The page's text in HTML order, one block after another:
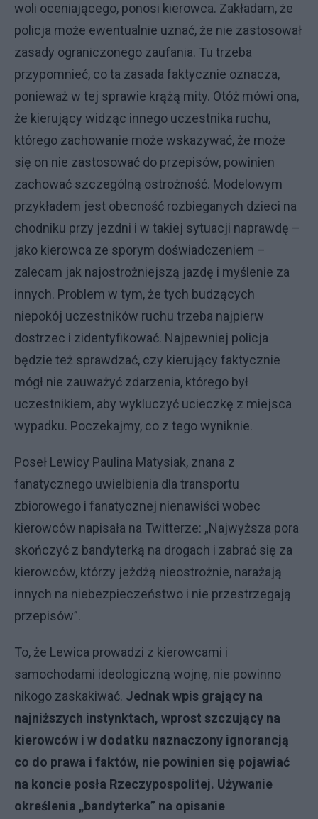
woli oceniającego, ponosi kierowca. Zakładam, że
policja może ewentualnie uznać, że nie zastosował
zasady ograniczonego zaufania. Tu trzeba
przypomnieć, co ta zasada faktycznie oznacza,
ponieważ w tej sprawie krążą mity. Otóż mówi ona,
że kierujący widząc innego uczestnika ruchu,
którego zachowanie może wskazywać, że może
się on nie zastosować do przepisów, powinien
zachować szczególną ostrożność. Modelowym
przykładem jest obecność rozbieganych dzieci na
chodniku przy jezdni i w takiej sytuacji naprawdę –
jako kierowca ze sporym doświadczeniem –
zalecam jak najostrożniejszą jazdę i myślenie za
innych. Problem w tym, że tych budzących
niepokój uczestników ruchu trzeba najpierw
dostrzec i zidentyfikować. Najpewniej policja
będzie też sprawdzać, czy kierujący faktycznie
mógł nie zauważyć zdarzenia, którego był
uczestnikiem, aby wykluczyć ucieczkę z miejsca
wypadku. Poczekajmy, co z tego wyniknie.
Poseł Lewicy Paulina Matysiak, znana z
fanatycznego uwielbienia dla transportu
zbiorowego i fanatycznej nienawiści wobec
kierowców napisała na Twitterze: „Najwyższa pora
skończyć z bandyterką na drogach i zabrać się za
kierowców, którzy jeżdżą nieostrożnie, narażają
innych na niebezpieczeństwo i nie przestrzegają
przepisów”.
To, że Lewica prowadzi z kierowcami i
samochodami ideologiczną wojnę, nie powinno
nikogo zaskakiwać. Jednak wpis grający na
najniższych instynktach, wprost szczujący na
kierowców i w dodatku naznaczony ignorancją
co do prawa i faktów, nie powinien się pojawiać
na koncie posła Rzeczypospolitej. Używanie
określenia „bandyterka” na opisanie